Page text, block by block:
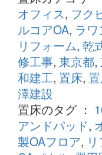
オフィス, フク
ルコアOA, ラ
リフォーム, 乾
修工事, 東京都,
和建工, 置床,
澤建設
置床のタグ ：
アンドパッド,
製OAフロア,